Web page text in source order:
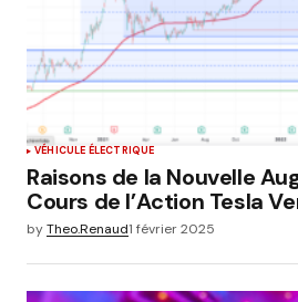
VÉHICULE ÉLECTRIQUE
Raisons de la Nouvelle
Cours de l’Action Tesla
byTheo.Renaud1 février 2025